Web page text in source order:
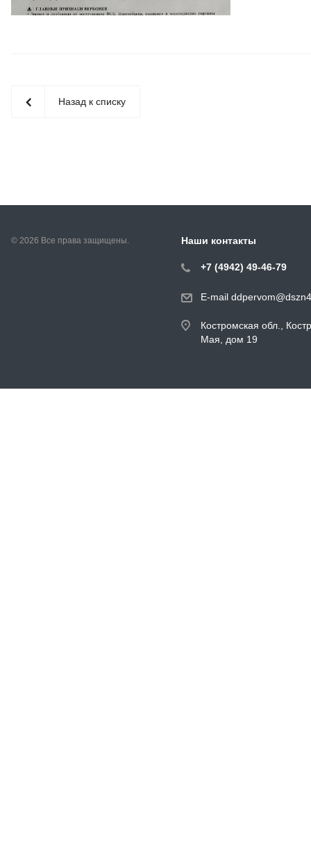
Назад к списку
© 2026 Все права защищены. Наши контакты
+7 (4942) 49-46-79
E-mail
Костромская обл.,
Мая, дом 19